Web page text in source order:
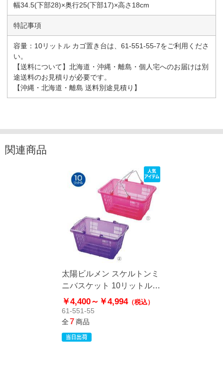
幅34.5(下部28)×奥行25(下部17)×高さ18cm
特記事項
容量：10リットル カゴ置き台は、61-551-55-7をご利用くださ
い。
【送料について】北海道・沖縄・離島・個人宅へのお届けは別
途送料のお見積りが必要です。
【沖縄・北海道・離島 送料別途見積り】
関連商品
太陽ビルメン スケルトンミ
ニバスケット 10リットル
買い物カゴ SWD-10
￥4,400～ ￥4,994（税込）
61-551-55
全7商品